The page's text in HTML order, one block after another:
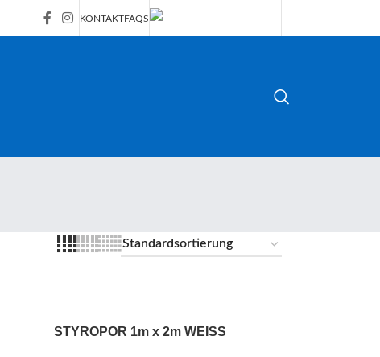
KONTAKTFAQS
STYROPOR 1m x 2m WEISS